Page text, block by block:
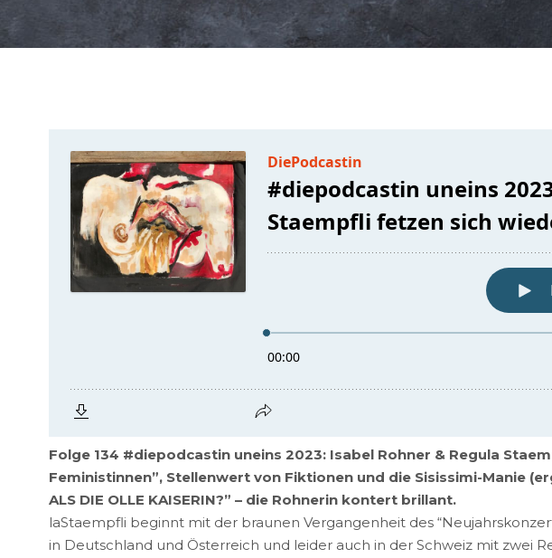
Folge 134 #diepodcastin uneins 2023: Isabel Rohner & Regula
Feministinnen”, Stellenwert von Fiktionen und die Sisissimi-Manie
ALS DIE OLLE KAISERIN?” – die Rohnerin kontert brillant.
laStaempfli beginnt mit der braunen Vergangenheit des
in Deutschland und Österreich und leider auch in der Schweiz mit zwei